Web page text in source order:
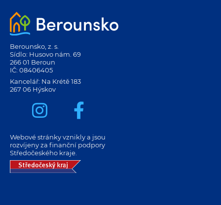
Berounsko, z. s.
Sídlo: Husovo nám. 69
266 01 Beroun
IČ: 08406405
Kancelář: Na Krétě 183
267 06 Hýskov
Webové stránky vznikly a jsou
rozvíjeny za finanční podpory
Středočeského kraje.